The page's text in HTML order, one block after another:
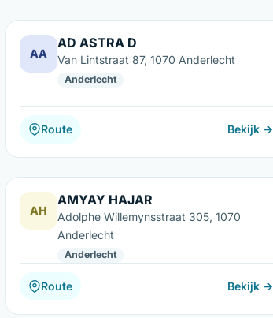
AA
AD ASTRA D
Van Lintstraat 87, 1070 Anderlecht
Anderlecht
Route Bekijk →
AH
AMYAY HAJAR
Adolphe Willemynsstraat 305, 1070
Anderlecht
Anderlecht
Route Bekijk →